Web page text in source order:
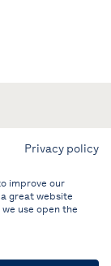
Privacy policy
improve our
great website
use open the